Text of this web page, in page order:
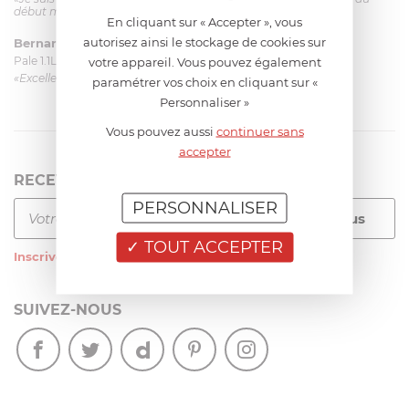
début mais ça le fait. La livraison a été très rapide. ...»
Bernard le 23/06/2026 à 09:43
Pale 1.1L pour Glacier Magimix 11031/121/123/124
«Excellent: produit et livraison»
RECEVEZ LA NEWSLETTER
Inscrivez-vous à notre newsletter
SUIVEZ-NOUS
En cliquant sur « Accepter », vous
autorisez ainsi le stockage de cookies sur
votre appareil. Vous pouvez également
paramétrer vos choix en cliquant sur «
Personnaliser »
Vous pouvez aussi continuer sans
accepter
TOUT ACCEPTER
PERSONNALISER